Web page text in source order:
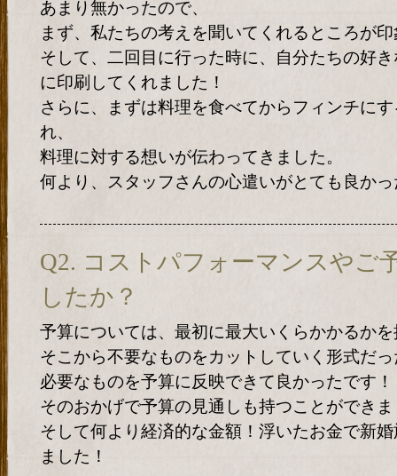
あまり無かったので、
まず、私たちの考えを聞いてくれるところが
そして、二回目に行った時に、自分たちの好
に印刷してくれました！
さらに、まずは料理を食べてからフィンチに
れ、
料理に対する想いが伝わってきました。
何より、スタッフさんの心遣いがとても良か
Q2. コストパフォーマンスやご
したか？
予算については、最初に最大いくらかかるか
そこから不要なものをカットしていく形式だ
必要なものを予算に反映できて良かったです！
そのおかげで予算の見通しも持つことができ
そして何より経済的な金額！浮いたお金で新
ました！